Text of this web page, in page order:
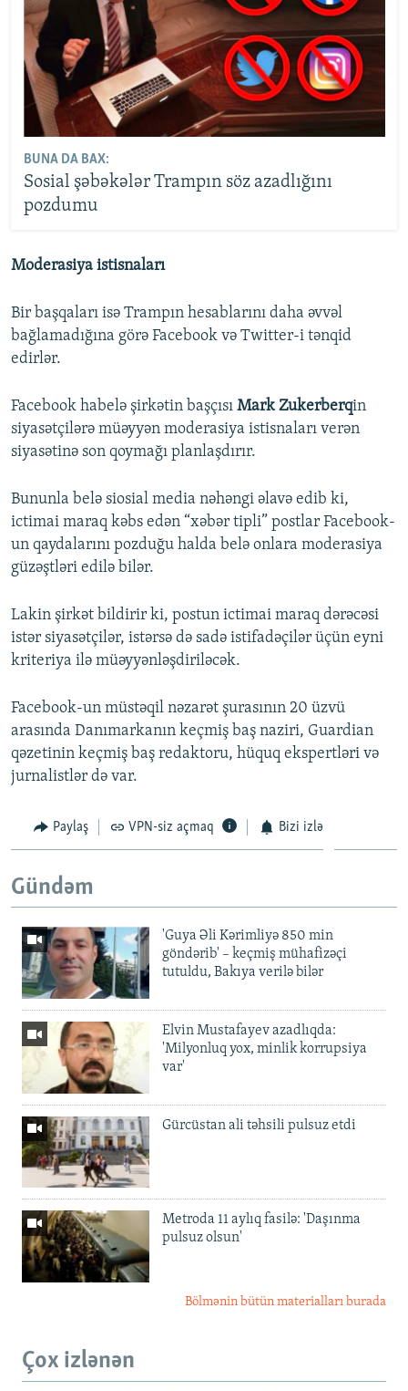
BUNA DA BAX:
Sosial şəbəkələr Trampın söz azadlığını
pozdumu
Moderasiya istisnaları
Bir başqaları isə Trampın hesablarını daha əvvəl
bağlamadığına görə Facebook və Twitter-i tənqid
edirlər.
Facebook habelə şirkətin başçısı Mark Zukerberqin
siyasətçilərə müəyyən moderasiya istisnaları verən
siyasətinə son qoymağı planlaşdırır.
Bununla belə siosial media nəhəngi əlavə edib ki,
ictimai maraq kəbs edən “xəbər tipli” postlar Facebook-
un qaydalarını pozduğu halda belə onlara moderasiya
güzəştləri edilə bilər.
Lakin şirkət bildirir ki, postun ictimai maraq dərəcəsi
istər siyasətçilər, istərsə də sadə istifadəçilər üçün eyni
kriteriya ilə müəyyənləşdiriləcək.
Facebook-un müstəqil nəzarət şurasının 20 üzvü
arasında Danımarkanın keçmiş baş naziri, Guardian
qəzetinin keçmiş baş redaktoru, hüquq ekspertləri və
jurnalistlər də var.
Paylaş VPN-siz açmaq Bizi izlə
Gündəm
'Guya Əli Kərimliyə 850 min
göndərib' – keçmiş mühafizəçi
tutuldu, Bakıya verilə bilər
Elvin Mustafayev azadlıqda:
'Milyonluq yox, minlik korrupsiya
var'
Gürcüstan ali təhsili pulsuz etdi
Metroda 11 aylıq fasilə: 'Daşınma
pulsuz olsun'
Bölmənin bütün materialları burada
Çox izlənən